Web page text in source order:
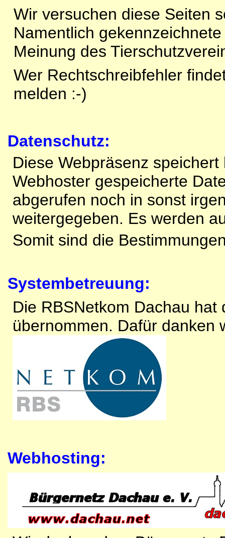
Wir versuchen diese Seiten
Namentlich
Meinung des
Wer Rechtschreibfehler
melden :-)
Datenschutz:
Diese Webpräsenz
Webhoster gespeicherte
abgerufen noch in sonst
weitergegeben. Es werden
Somit sind die
Systembetreuung:
Die RBSNetkom Dachau
übernommen. Dafür danken
Webhosting: